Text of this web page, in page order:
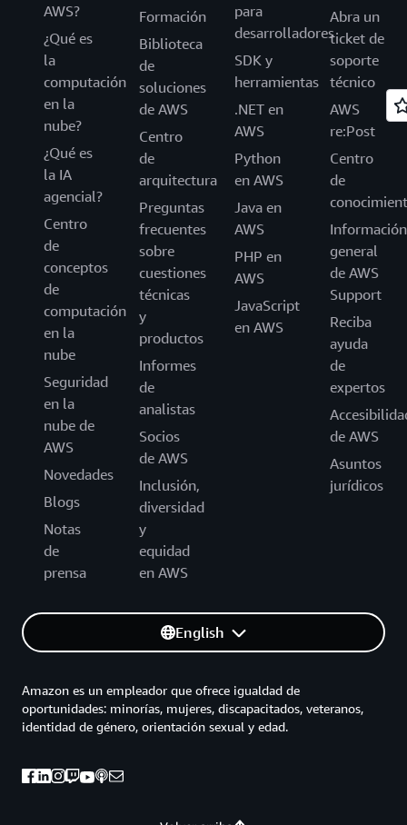
AWS?
¿Qué es
la
computación
en la
nube?
¿Qué es
la IA
agencial?
Centro
de
conceptos
de
computación
en la
nube
Seguridad
en la
nube de
AWS
Novedades
Blogs
Notas
de
prensa
Formación
Biblioteca
de
soluciones
de AWS
Centro
de
arquitectura
Preguntas
frecuentes
sobre
cuestiones
técnicas
y
productos
Informes
de
analistas
Socios
de AWS
Inclusión,
diversidad
y
equidad
en AWS
para
desarrolladores
SDK y
herramientas
.NET en
AWS
Python
en AWS
Java en
AWS
PHP en
AWS
JavaScript
en AWS
Abra un
ticket de
soporte
técnico
AWS
re:Post
Centro
de
Información
general
de AWS
Support
Reciba
ayuda
de
expertos
de AWS
Asuntos
jurídicos
English
Amazon es un empleador que ofrece igualdad de
oportunidades: minorías, mujeres, discapacitados, veteranos,
identidad de género, orientación sexual y edad.